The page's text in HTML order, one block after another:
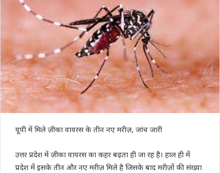
यूपी में मिले ज़ीका वायरस के तीन नए मरीज़, जांच जारी
उत्तर प्रदेश में ज़ीका वायरस का कहर बढ़ता ही जा रह है। हाल ही में
प्रदेश में इसके तीन और नए मरीज़ मिले है जिसके बाद मरीज़ों की संख्या